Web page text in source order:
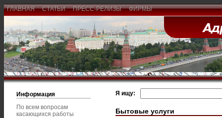
ГЛАВНАЯ СТАТЬИ ПРЕСС-РЕЛИЗЫ ФИРМЫ
Информация
По всем вопросам
касающихся работы
Я ищу:
Бытовые услуги